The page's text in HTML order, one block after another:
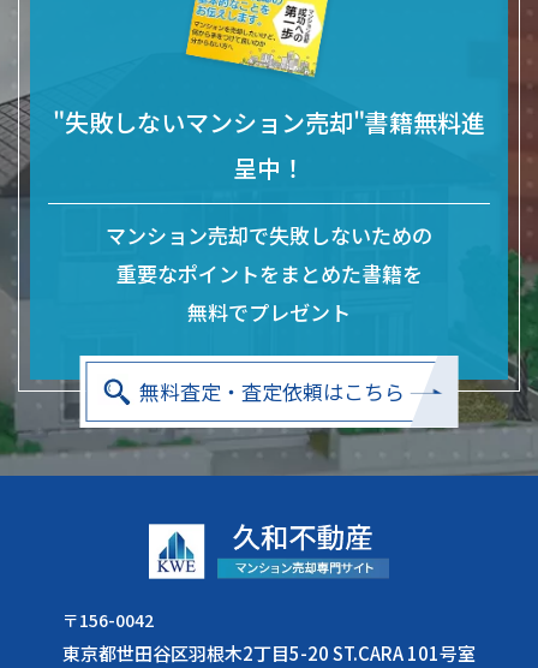
"失敗しないマンション売却"書籍無料進
呈中！
マンション売却で失敗しないための
重要なポイントをまとめた書籍を
無料でプレゼント
無料査定・査定依頼はこちら
〒156-0042
東京都世田谷区羽根木2丁目5-20 ST.CARA 101号室